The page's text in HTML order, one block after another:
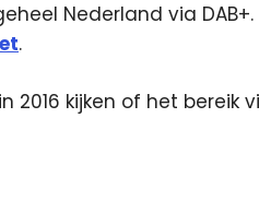
Nederland via
.
2016 kijken of het